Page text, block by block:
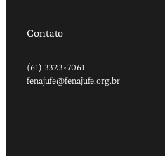
Contato
(61) 3323-7061
fenajufe@fenajufe.org.br